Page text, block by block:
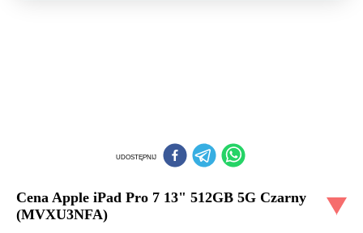
UDOSTĘPNIJ
Cena Apple iPad Pro 7 13" 512GB 5G Czarny
(MVXU3NFA)